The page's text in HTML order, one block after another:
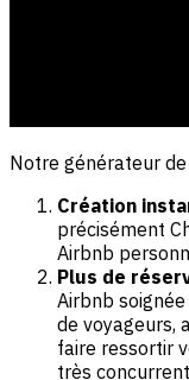
Notre générateur
Création
précisément
Airbnb
Plus de
Airbnb
de voyageurs,
faire ressortir
très